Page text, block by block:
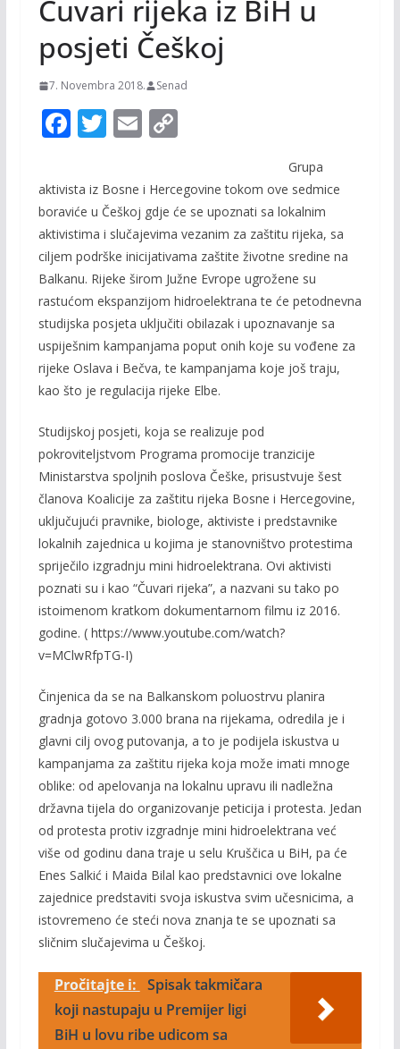
Čuvari rijeka iz BiH u
posjeti Češkoj
7. Novembra 2018. Senad
F
e
b
o
o
k
T
itt
er
E
ai
l
C
p
y
Li
n
k
Grupa
aktivista iz Bosne i Hercegovine tokom ove sedmice
boraviće u Češkoj gdje će se upoznati sa lokalnim
aktivistima i slučajevima vezanim za zaštitu rijeka, sa
ciljem podrške inicijativama zaštite životne sredine na
Balkanu. Rijeke širom Južne Evrope ugrožene su
rastućom ekspanzijom hidroelektrana te će petodnevna
studijska posjeta uključiti obilazak i upoznavanje sa
uspiješnim kampanjama poput onih koje su vođene za
rijeke Oslava i Bečva, te kampanjama koje još traju,
kao što je regulacija rijeke Elbe.
Studijskoj posjeti, koja se realizuje pod
pokroviteljstvom Programa promocije tranzicije
Ministarstva spoljnih poslova Češke, prisustvuje šest
članova Koalicije za zaštitu rijeka Bosne i Hercegovine,
uključujući pravnike, biologe, aktiviste i predstavnike
lokalnih zajednica u kojima je stanovništvo protestima
spriječilo izgradnju mini hidroelektrana. Ovi aktivisti
poznati su i kao “Čuvari rijeka”, a nazvani su tako po
istoimenom kratkom dokumentarnom filmu iz 2016.
godine. ( https://www.youtube.com/watch?
v=MClwRfpTG-I)
Činjenica da se na Balkanskom poluostrvu planira
gradnja gotovo 3.000 brana na rijekama, odredila je i
glavni cilj ovog putovanja, a to je podijela iskustva u
kampanjama za zaštitu rijeka koja može imati mnoge
oblike: od apelovanja na lokalnu upravu ili nadležna
državna tijela do organizovanje peticija i protesta. Jedan
od protesta protiv izgradnje mini hidroelektrana već
više od godinu dana traje u selu Kruščica u BiH, pa će
Enes Salkić i Maida Bilal kao predstavnici ove lokalne
zajednice predstaviti svoja iskustva svim učesnicima, a
istovremeno će steći nova znanja te se upoznati sa
sličnim slučajevima u Češkoj.
Pročitajte i: Spisak takmičara
koji nastupaju u Premijer ligi
BiH u lovu ribe udicom sa